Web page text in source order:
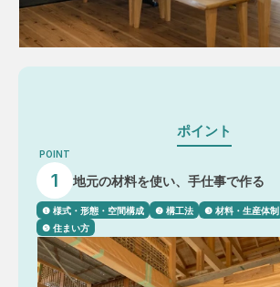
ポイント
POINT
1 地元の材料を使い、手仕事で作る
❶ 様式・形態・空間構成 ❷ 構工法 ❸ 材料・生産体制
❺ 住まい方